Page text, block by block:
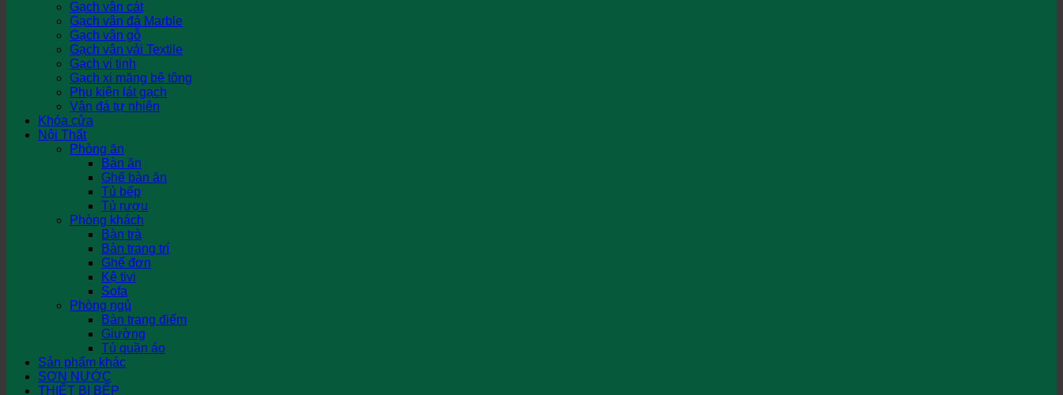
Gạch vân cát
Gạch vân đá Marble
Gạch vân gỗ
Gạch vân vải Textile
Gạch vi tinh
Gạch xi măng bê tông
Phụ kiện lát gạch
Vân đá tự nhiên
Khóa cửa
Nội Thất
Phòng ăn
Bàn ăn
Ghế bàn ăn
Tủ bếp
Tủ rượu
Phòng khách
Bàn trà
Bàn trang trí
Ghế đơn
Kệ tivi
Sofa
Phòng ngủ
Bàn trang điểm
Giường
Tủ quần áo
Sản phẩm khác
SƠN NƯỚC
THIẾT BỊ BẾP